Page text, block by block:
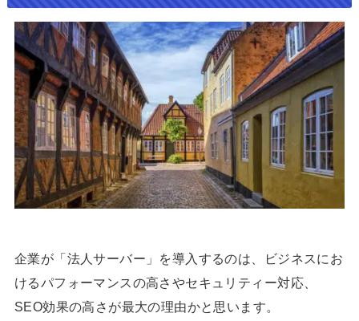
企業が「法人サーバー」を導入するのは、ビジネスにお
けるパフォーマンスの高さやセキュリティー対応、
SEO効果の高さが最大の理由かと思います。